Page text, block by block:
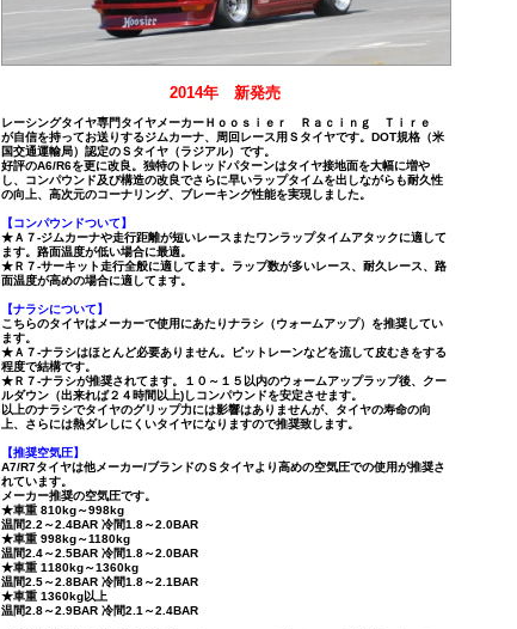
2014年 新発売
レーシングタイヤ専門タイヤメーカーＨｏｏｓｉｅｒ Ｒａｃｉｎｇ Ｔｉｒｅ
が自信を持ってお送りするジムカーナ、周回レース用Ｓタイヤです。DOT規格（米
国交通運輸局）認定のＳタイヤ（ラジアル）です。
好評のA6/R6を更に改良。独特のトレッドパターンはタイヤ接地面を大幅に増や
し、コンパウンド及び構造の改良でさらに早いラップタイムを出しながらも耐久性
の向上、高次元のコーナリング、ブレーキング性能を実現しました。
【コンパウンドついて】
★Ａ７-ジムカーナや走行距離が短いレースまたワンラップタイムアタックに適して
ます。路面温度が低い場合に最適。
★Ｒ７-サーキット走行全般に適してます。ラップ数が多いレース、耐久レース、路
面温度が高めの場合に適してます。
【ナラシについて】
こちらのタイヤはメーカーで使用にあたりナラシ（ウォームアップ）を推奨してい
ます。
★Ａ７-ナラシはほとんど必要ありません。ピットレーンなどを流して皮むきをする
程度で結構です。
★Ｒ７-ナラシが推奨されてます。１０～１５以内のウォームアップラップ後、クー
ルダウン（出来れば２４時間以上)しコンパウンドを安定させます。
以上のナラシでタイヤのグリップ力には影響はありませんが、タイヤの寿命の向
上、さらには熱ダレしにくいタイヤになりますので推奨致します。
【推奨空気圧】
A7/R7タイヤは他メーカー/ブランドのＳタイヤより高めの空気圧での使用が推奨さ
れています。
メーカー推奨の空気圧です。
★車重 810kg～998kg
温間2.2～2.4BAR 冷間1.8～2.0BAR
★車重 998kg～1180kg
温間2.4～2.5BAR 冷間1.8～2.0BAR
★車重 1180kg～1360kg
温間2.5～2.8BAR 冷間1.8～2.1BAR
★車重 1360kg以上
温間2.8～2.9BAR 冷間2.1～2.4BAR